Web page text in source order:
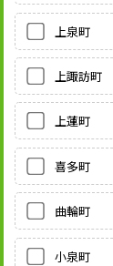
上泉町
上諏訪町
上蓮町
喜多町
曲輪町
小泉町